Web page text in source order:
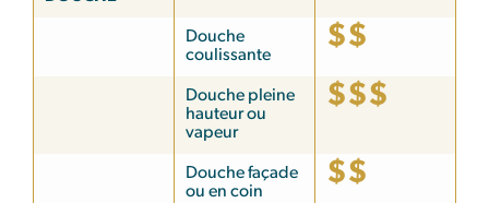
Douche
coulissante
$$
Douche pleine
hauteur ou
vapeur
$$$
Douche façade
ou en coin
$$